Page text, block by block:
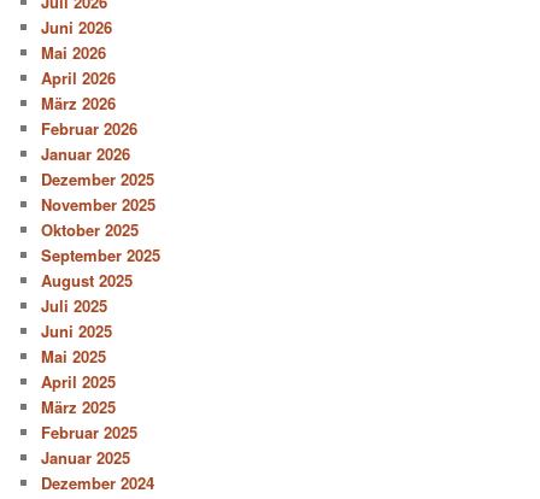
Juni 2026
Mai 2026
April 2026
März 2026
Februar 2026
Januar 2026
Dezember 2025
November 2025
Oktober 2025
September 2025
August 2025
Juli 2025
Juni 2025
Mai 2025
April 2025
März 2025
Februar 2025
Januar 2025
Dezember 2024